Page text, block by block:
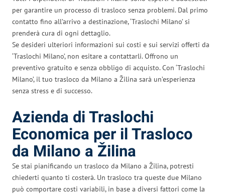
per garantire un processo di trasloco senza problemi. Dal primo
contatto fino all’arrivo a destinazione, ‘Traslochi Milano’ si
prenderà cura di ogni dettaglio.
Se desideri ulteriori informazioni sui costi e sui servizi offerti da
‘Traslochi Milano’, non esitare a contattarli. Offrono un
preventivo gratuito e senza obbligo di acquisto. Con ‘Traslochi
Milano’, il tuo trasloco da Milano a Žilina sarà un’esperienza
senza stress e di successo.
Azienda di Traslochi
Economica per il Trasloco
da Milano a Žilina
Se stai pianificando un trasloco da Milano a Žilina, potresti
chiederti quanto ti costerà. Un trasloco tra queste due Milano
può comportare costi variabili, in base a diversi fattori come la